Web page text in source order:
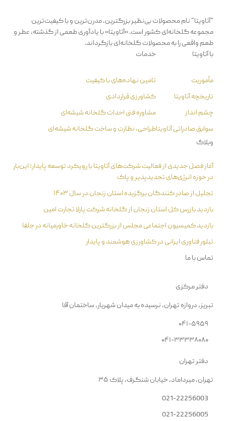
"آتاویتا" نام محصولات بی‌نظیر بزرگترین، مدرن‌ترین و با کیفیت‌ترین
مجموعه گلخانه‌ای کشور است. «آتاویتا» با یادآوری طعمی از گذشته، عطر و
طعم واقعی را به محصولات گلخانه‌ای بازگرداند.
با آتاویتا
مأموریت
تاریخچه آتاویتا
چشم انداز
سوابق صادراتی آتاویتا
خدمات
تامین نهاده‌های با کیفیت
کشاورزی قراردادی
مشاوره فنی احداث گلخانه شیشه‌ای
طراحی، نظارت و ساخت گلخانه شیشه‌ای
وبلاگ
آغاز فصل جدیدی از فعالیت شرکت‌های آتاویتا با رویکرد توسعه پایدار؛ این‌بار
در حوزه انرژی‌های تجدیدپذیر و پاک
تجلیل از صادر کنندگان برگزیده استان زنجان در سال ۱۴۰۳
بازدید بازرس کل استان زنجان از گلخانه شرکت پارلا تجارت امین
بازدید کمیسیون اجتماعی مجلس از بزرگترین گلخانه خاورمیانه در جلفا
تبلور فناوری ایرانی در کشاورزی هوشمند و پایدار
تماس با ما
دفتر مرکزی
تبریز، دروازه تهران، نرسیده به میدان شهریار، ساختمان آفا
۰۴۱-۵۹۵۹
۰۴۱-۳۳۳۳۸۰۸۰
دفتر تهران
تهران، میرداماد، خیابان شنگرف، پلاک ۳۵
021-22256003
021-22256005